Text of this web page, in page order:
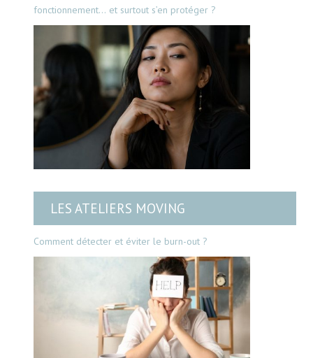
fonctionnement… et surtout s’en protéger ?
LES ATELIERS MOVING
Comment détecter et éviter le burn-out ?